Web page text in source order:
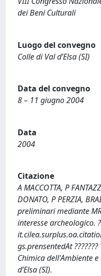
dei Beni Culturali
Luogo del convegno
Colle di Val d’Elsa (SI)
Data del convegno
8 – 11 giugno 2004
Data
2004
Citazione
A MACCOTTA, P
DONATO, P PERZIA,
preliminari mediante
interesse archeologico.
gs.prensentedAt
Chimica dell'Ambiente
d’Elsa (SI).